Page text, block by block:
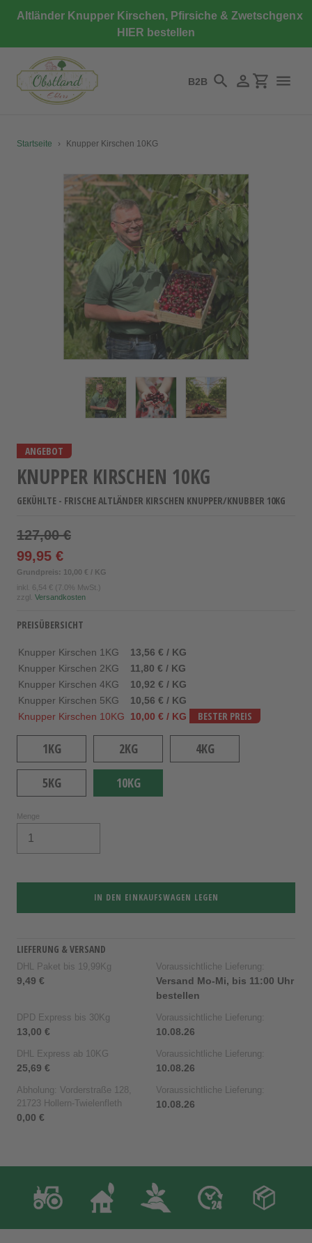
zumAltländer Knupper Kirschen, Pfirsiche & Zwetschgen
HIER bestellen
x
B2B SuchenEinloggen
Startseite › Knupper Kirschen 10KG
ANGEBOT
KNUPPER KIRSCHEN 10KG
GEKÜHLTE - FRISCHE ALTLÄNDER KIRSCHEN KNUPPER/KNUBBER 10KG
127,00 €
99,95 €
Grundpreis: 10,00 € / KG
inkl. 6,54 € (7.0% MwSt.)
zzgl. Versandkosten
PREISÜBERSICHT
Knupper Kirschen 1KG
13,56 € / KG
Knupper Kirschen 2KG
11,80 € / KG
Knupper Kirschen 4KG
10,92 € / KG
Knupper Kirschen 5KG
10,56 € / KG
Knupper Kirschen 10KG 10,00 € / KG BESTER PREIS
1KG 2KG 4KG
5KG 10KG
Menge
IN DEN EINKAUFSWAGEN LEGEN
LIEFERUNG & VERSAND
DHL Paket bis 19,99Kg
9,49 €
Voraussichtliche Lieferung:
Versand Mo-Mi, bis 11:00 Uhr
bestellen
DPD Express bis 30Kg
13,00 €
Voraussichtliche Lieferung:
10.08.26
DHL Express ab 10KG
25,69 €
Voraussichtliche Lieferung:
10.08.26
Abholung: Vorderstraße 128,
21723 Hollern-Twielenfleth
0,00 €
Voraussichtliche Lieferung:
10.08.26